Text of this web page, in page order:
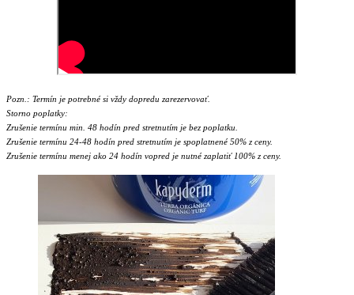
Pozn.: Termín je potrebné si vždy dopredu zarezervovať.
Storno poplatky:
Zrušenie termínu min. 48 hodín pred stretnutím je bez poplatku.
Zrušenie termínu 24-48 hodín pred stretnutím je spoplatnené 50% z ceny.
Zrušenie termínu menej ako 24 hodín vopred je nutné zaplatiť 100% z ceny.